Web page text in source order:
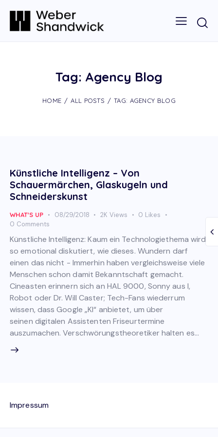
Tag: Agency Blog
HOME ALL POSTS TAG: AGENCY BLOG
Künstliche Intelligenz – Von
Schauermärchen, Glaskugeln und
Schneiderskunst
WHAT'S UP 08/29/2018 2K Views 0 Likes
0 Comments
Künstliche Intelligenz: Kaum ein Technologiethema wird
so emotional diskutiert, wie dieses. Wundern darf
einen das nicht - Immerhin haben vergleichsweise viele
Menschen schon damit Bekanntschaft gemacht.
Cineasten erinnern sich an HAL 9000, Sonny aus I,
Robot oder Dr. Will Caster; Tech-Fans wiederrum
wissen, dass Google „KI“ anbietet, um über
seinen digitalen Assistenten Friseurtermine
auszumachen. Verschwörungstheoretiker halten es…
Impressum